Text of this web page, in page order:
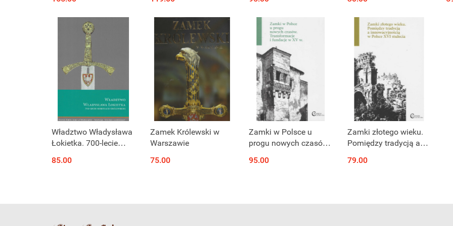
Katalog. Tom I i II -
komplet
odrodzenie narodu
Produkt niedostępny
Władztwo Władysława
Łokietka. 700-lecie
85.00
Produkt niedostępny
Zamek Królewski w
Warszawie
75.00
Produkt niedostępny
Zamki w Polsce u
progu nowych czasów.
fundacje w XV w. Tom
95.00
Produkt niedostępny
Zamki złotego wieku.
Pomiędzy tradycją a
Polsce XVI stulecia
79.00